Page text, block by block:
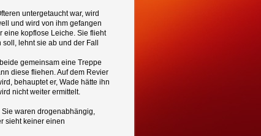
untergetaucht war, wird
und wird von ihm gefangen
eine kopflose Leiche. Sie flieht
lehnt sie ab und der Fall
gemeinsam eine Treppe
diese fliehen. Auf dem Revier
behauptet er, Wade hätte ihn
nicht weiter ermittelt.
waren drogenabhängig,
sieht keiner einen